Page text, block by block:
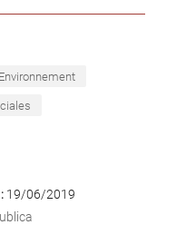
Environnement
19/06/2019